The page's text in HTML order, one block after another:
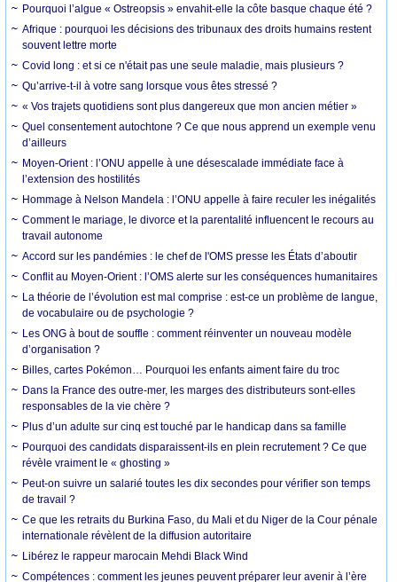
Pourquoi l’algue « Ostreopsis » envahit-elle la côte basque chaque été ?
Afrique : pourquoi les décisions des tribunaux des droits humains restent
souvent lettre morte
Covid long : et si ce n'était pas une seule maladie, mais plusieurs ?
Qu’arrive-t-il à votre sang lorsque vous êtes stressé ?
« Vos trajets quotidiens sont plus dangereux que mon ancien métier »
Quel consentement autochtone ? Ce que nous apprend un exemple venu
d’ailleurs
Moyen-Orient : l’ONU appelle à une désescalade immédiate face à
l’extension des hostilités
Hommage à Nelson Mandela : l’ONU appelle à faire reculer les inégalités
Comment le mariage, le divorce et la parentalité influencent le recours au
travail autonome
Accord sur les pandémies : le chef de l'OMS presse les États d’aboutir
Conflit au Moyen-Orient : l’OMS alerte sur les conséquences humanitaires
La théorie de l’évolution est mal comprise : est-ce un problème de langue,
de vocabulaire ou de psychologie ?
Les ONG à bout de souffle : comment réinventer un nouveau modèle
d’organisation ?
Billes, cartes Pokémon… Pourquoi les enfants aiment faire du troc
Dans la France des outre-mer, les marges des distributeurs sont-elles
responsables de la vie chère ?
Plus d’un adulte sur cinq est touché par le handicap dans sa famille
Pourquoi des candidats disparaissent-ils en plein recrutement ? Ce que
révèle vraiment le « ghosting »
Peut-on suivre un salarié toutes les dix secondes pour vérifier son temps
de travail ?
Ce que les retraits du Burkina Faso, du Mali et du Niger de la Cour pénale
internationale révèlent de la diffusion autoritaire
Libérez le rappeur marocain Mehdi Black Wind
Compétences : comment les jeunes peuvent préparer leur avenir à l’ère